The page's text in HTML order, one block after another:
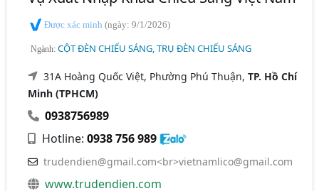
Được xác minh(ngày: 9/1/2026)
Ngành:CỘT ĐÈN CHIẾU SÁNG, TRỤ ĐÈN CHIẾU SÁNG
31A Hoàng Quốc Việt, Phường Phú Thuận,TP. Hồ Chí
Minh (TPHCM)
0938756989
Hotline:0938 756 989
trudendien@gmail.com<br>vietnamlico@gmail.com
www.trudendien.com